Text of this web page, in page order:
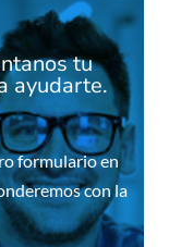
tu
ayudarte.
formulario en
con la